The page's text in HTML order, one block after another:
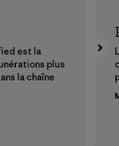
est la
plus
la chaîne